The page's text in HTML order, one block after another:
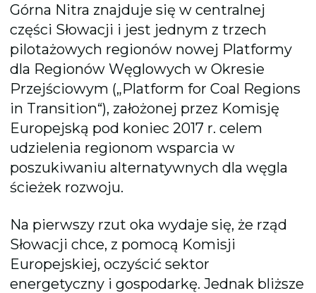
Górna Nitra znajduje się w centralnej
części Słowacji i jest jednym z trzech
pilotażowych regionów nowej Platformy
dla Regionów Węglowych w Okresie
Przejściowym („Platform for Coal Regions
in Transition“), założonej przez Komisję
Europejską pod koniec 2017 r. celem
udzielenia regionom wsparcia w
poszukiwaniu alternatywnych dla węgla
ścieżek rozwoju.
Na pierwszy rzut oka wydaje się, że rząd
Słowacji chce, z pomocą Komisji
Europejskiej, oczyścić sektor
energetyczny i gospodarkę. Jednak bliższe